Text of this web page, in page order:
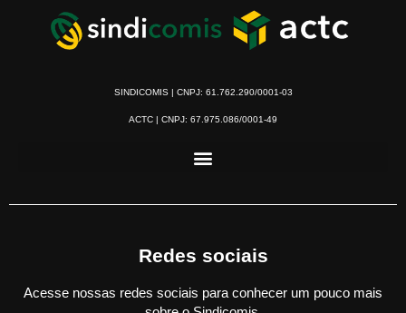
SINDICOMIS | CNPJ: 61.762.290/0001-03
ACTC | CNPJ: 67.975.086/0001-49
Redes sociais
Acesse nossas redes sociais para conhecer um pouco mais